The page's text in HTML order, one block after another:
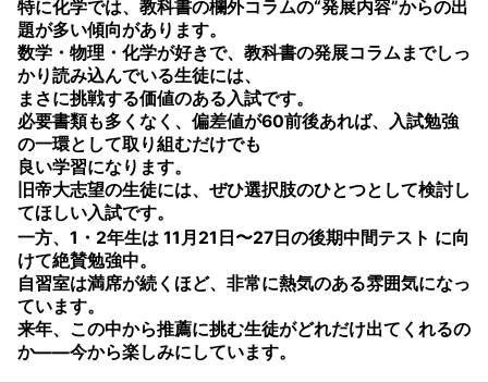
特に化学では、教科書の欄外コラムの“発展内容”からの出
題が多い傾向があります。
数学・物理・化学が好きで、教科書の発展コラムまでしっ
かり読み込んでいる生徒には、
まさに挑戦する価値のある入試です。
必要書類も多くなく、偏差値が60前後あれば、入試勉強
の一環として取り組むだけでも
良い学習になります。
旧帝大志望の生徒には、ぜひ選択肢のひとつとして検討し
てほしい入試です。
一方、1・2年生は 11月21日〜27日の後期中間テスト に向
けて絶賛勉強中。
自習室は満席が続くほど、非常に熱気のある雰囲気になっ
ています。
来年、この中から推薦に挑む生徒がどれだけ出てくれるの
か——今から楽しみにしています。